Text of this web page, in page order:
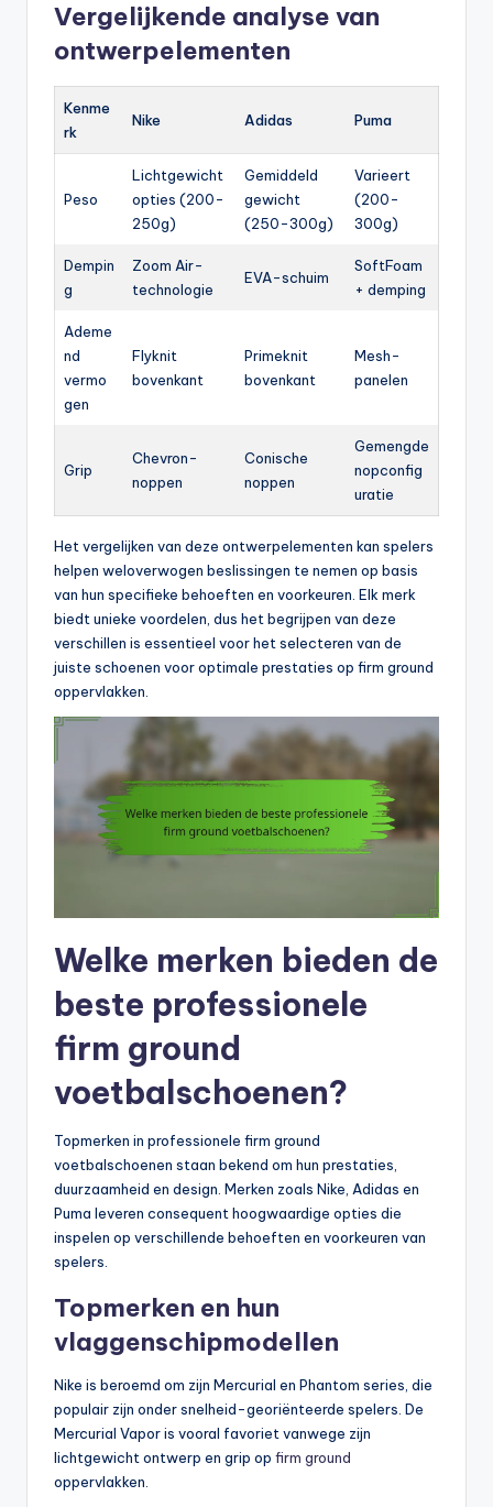
Vergelijkende analyse van
ontwerpelementen
Kenme
rk
Nike Adidas Puma
Peso
Lichtgewicht
opties (200-
250g)
Gemiddeld
gewicht
(250-300g)
Varieert
(200-
300g)
Dempin
g
Zoom Air-
technologie
EVA-schuim
SoftFoam
+ demping
Ademe
nd
vermo
gen
Flyknit
bovenkant
Primeknit
bovenkant
Mesh-
panelen
Grip
Chevron-
noppen
Conische
noppen
Gemengde
nopconfig
uratie
Het vergelijken van deze ontwerpelementen kan spelers
helpen weloverwogen beslissingen te nemen op basis
van hun specifieke behoeften en voorkeuren. Elk merk
biedt unieke voordelen, dus het begrijpen van deze
verschillen is essentieel voor het selecteren van de
juiste schoenen voor optimale prestaties op firm ground
oppervlakken.
Welke merken bieden de
beste professionele
firm ground
voetbalschoenen?
Topmerken in professionele firm ground
voetbalschoenen staan bekend om hun prestaties,
duurzaamheid en design. Merken zoals Nike, Adidas en
Puma leveren consequent hoogwaardige opties die
inspelen op verschillende behoeften en voorkeuren van
spelers.
Topmerken en hun
vlaggenschipmodellen
Nike is beroemd om zijn Mercurial en Phantom series, die
populair zijn onder snelheid-georiënteerde spelers. De
Mercurial Vapor is vooral favoriet vanwege zijn
lichtgewicht ontwerp en grip op firm ground
oppervlakken.